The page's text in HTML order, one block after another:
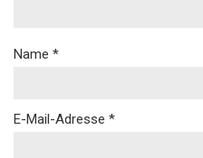
Name *
E-Mail-Adresse *